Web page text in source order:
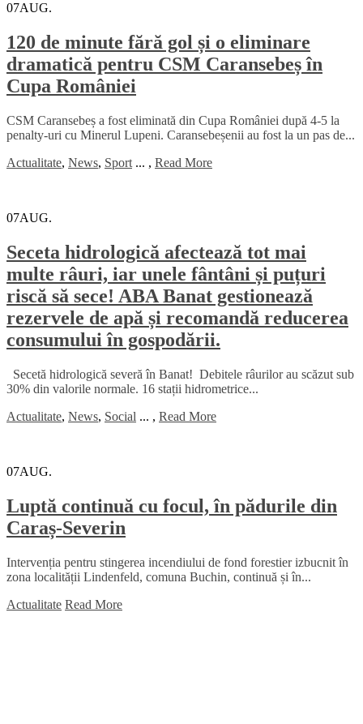
07AUG.
120 de minute fără gol și o eliminare
dramatică pentru CSM Caransebeș în
Cupa României
CSM Caransebeș a fost eliminată din Cupa României după 4-5 la
penalty-uri cu Minerul Lupeni. Caransebeșenii au fost la un pas de...
Actualitate, News, Sport ... , Read More
07AUG.
Seceta hidrologică afectează tot mai
multe râuri, iar unele fântâni și puțuri
riscă să sece! ABA Banat gestionează
rezervele de apă și recomandă reducerea
consumului în gospodării.
Secetă hidrologică severă în Banat! Debitele râurilor au scăzut sub
30% din valorile normale. 16 stații hidrometrice...
Actualitate, News, Social ... , Read More
07AUG.
Luptă continuă cu focul, în pădurile din
Caraș-Severin
Intervenția pentru stingerea incendiului de fond forestier izbucnit în
zona localității Lindenfeld, comuna Buchin, continuă și în...
Actualitate Read More